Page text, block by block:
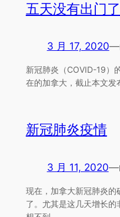
五天没有出门了
3 月 17, 2020—
新冠肺炎（COVID-19）
在的加拿大，截止本文
新冠肺炎疫情
3 月 11, 2020—
现在，加拿大新冠肺炎的
了。尤其是这几天增长的